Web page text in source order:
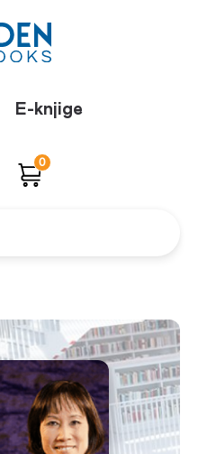
E-knjige
0